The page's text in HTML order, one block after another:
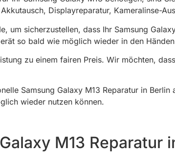
Displayreparatur, Kameralinse-
um sicherzustellen, dass Ihr Samsung
so bald wie möglich wieder in den
zu einem fairen Preis. Wir möchten,
Samsung Galaxy M13 Reparatur in
wieder nutzen können.
M13 Reparatur